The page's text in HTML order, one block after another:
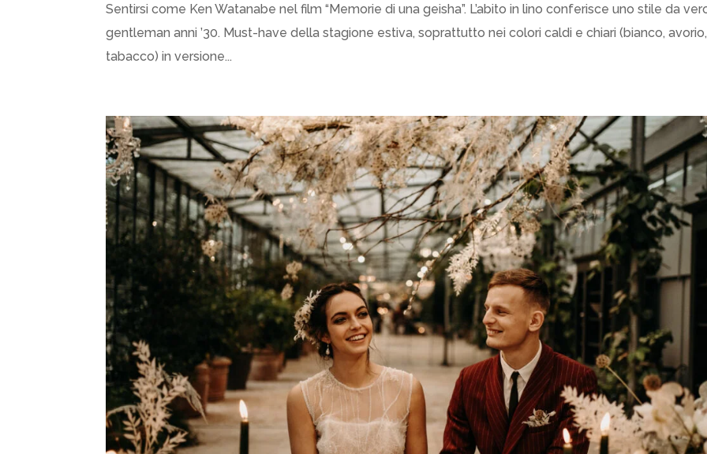
Sentirsi come Ken Watanabe nel film “Memorie di una geisha”. L’abito in lino conferisce uno stile da
gentleman anni ’30. Must-have della stagione estiva, soprattutto nei colori caldi e chiari (bianco, avorio,
tabacco) in versione...